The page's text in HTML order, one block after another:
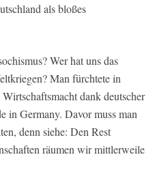
als bloßes
Wer hat uns das
Man fürchtete in
dank deutscher
in Germany. Davor muss man
denn siehe: Den Rest
räumen wir mittlerweile